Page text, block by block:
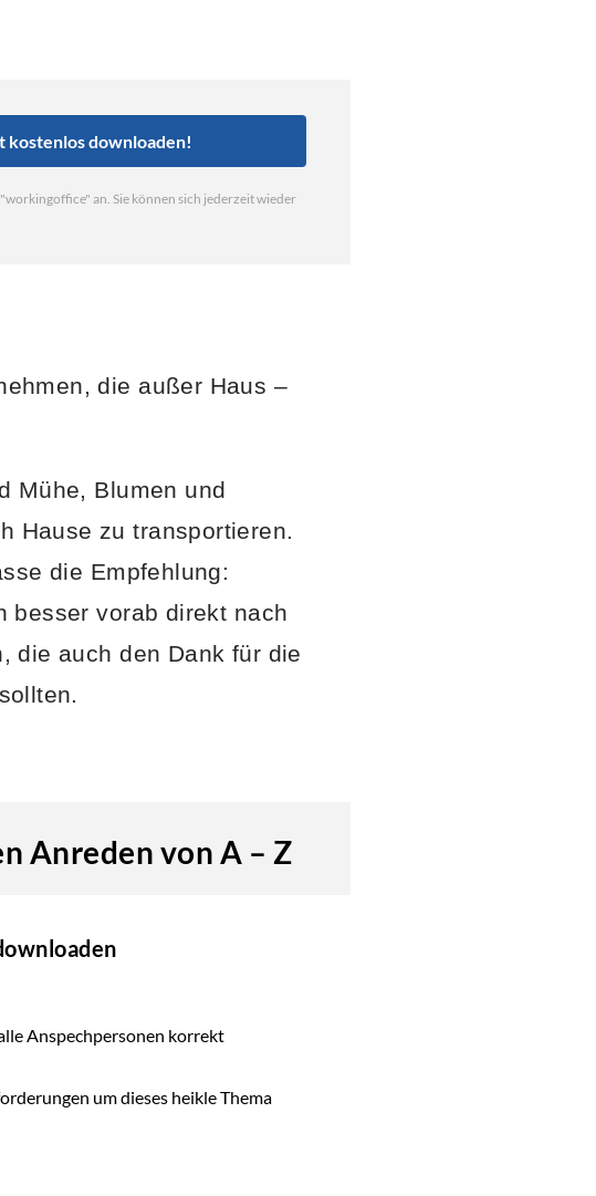
die außer Haus –
Mühe, Blumen und
Hause zu transportieren.
die Empfehlung:
besser vorab direkt nach
die auch den Dank für die